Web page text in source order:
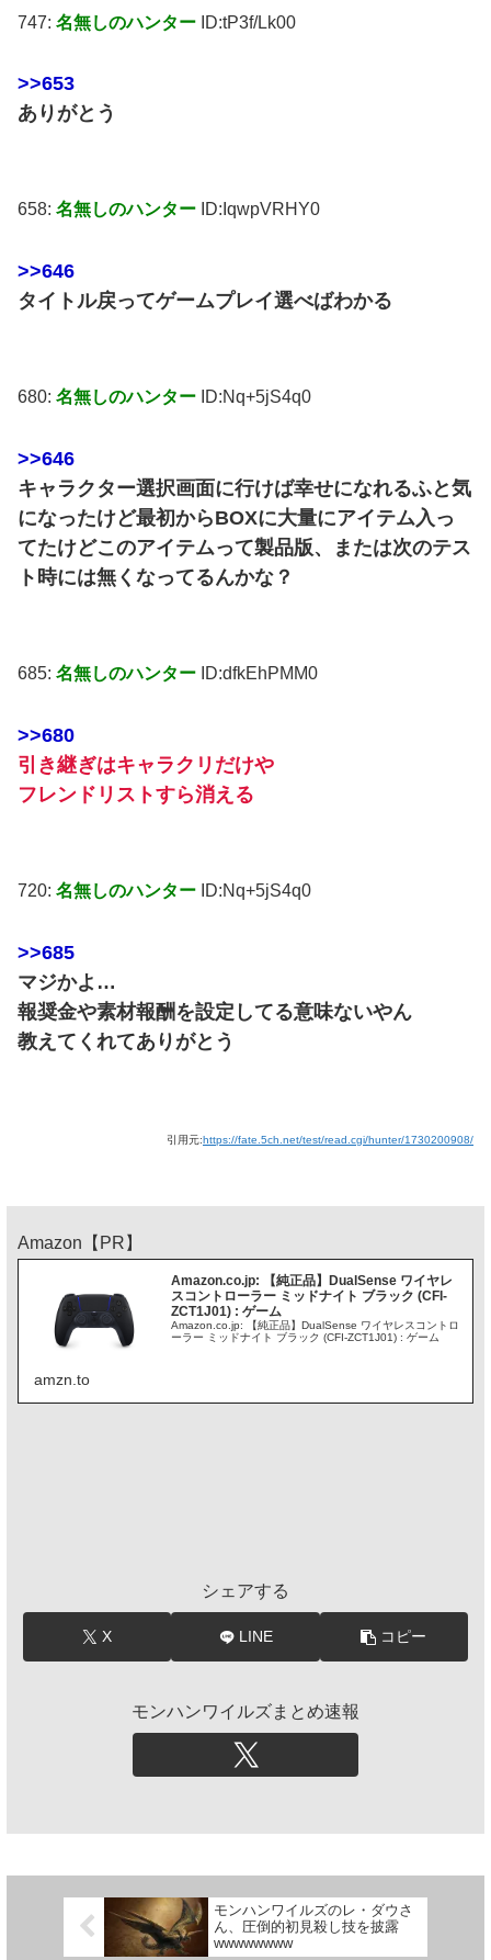
747: 名無しのハンター ID:tP3f/Lk00
>>653
ありがとう
658: 名無しのハンター ID:IqwpVRHY0
>>646
タイトル戻ってゲームプレイ選べばわかる
680: 名無しのハンター ID:Nq+5jS4q0
>>646
キャラクター選択画面に行けば幸せになれるふと気
になったけど最初からBOXに大量にアイテム入っ
てたけどこのアイテムって製品版、または次のテス
ト時には無くなってるんかな？
685: 名無しのハンター ID:dfkEhPMM0
>>680
引き継ぎはキャラクリだけや
フレンドリストすら消える
720: 名無しのハンター ID:Nq+5jS4q0
>>685
マジかよ…
報奨金や素材報酬を設定してる意味ないやん
教えてくれてありがとう
引用元:https://fate.5ch.net/test/read.cgi/hunter/1730200908/
Amazon【PR】
Amazon.co.jp: 【純正品】DualSense ワイヤレ
スコントローラー ミッドナイト ブラック (CFI-
ZCT1J01) : ゲーム
Amazon.co.jp: 【純正品】DualSense ワイヤレスコントロ
ーラー ミッドナイト ブラック (CFI-ZCT1J01) : ゲーム
amzn.to
シェアする
X LINE コピー
モンハンワイルズまとめ速報
モンハンワイルズのレ・ダウさ
ん、圧倒的初見殺し技を披露
wwwwwwww